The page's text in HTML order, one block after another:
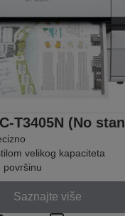
T3405N (No
velikog kapaciteta
površinu
Saznajte više